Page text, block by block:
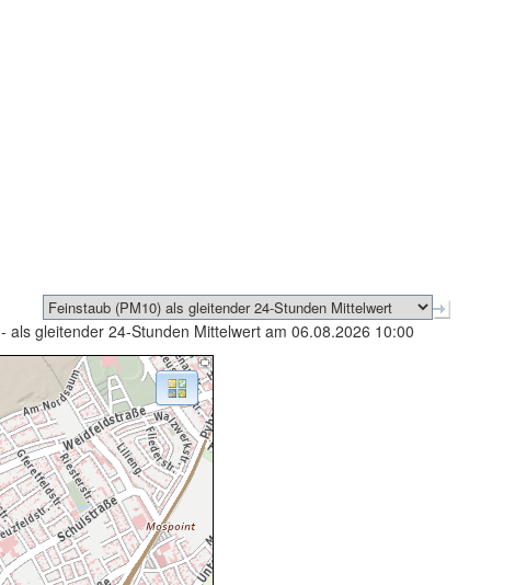
- als gleitender 24-Stunden Mittelwert am 06.08.2026 10:00